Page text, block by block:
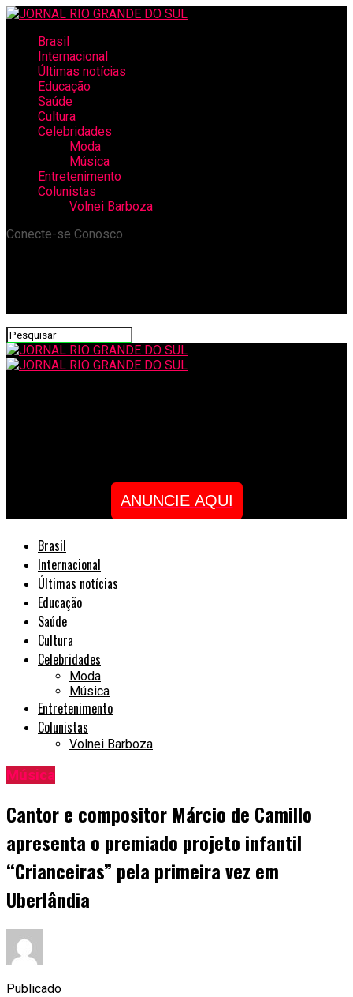
Brasil
Internacional
Últimas notícias
Educação
Saúde
Cultura
Celebridades
Moda
Música
Entretenimento
Colunistas
Volnei Barboza
Conecte-se Conosco
ANUNCIE AQUI
Brasil
Internacional
Últimas notícias
Educação
Saúde
Cultura
Celebridades
Moda
Música
Entretenimento
Colunistas
Volnei Barboza
Música
Cantor e compositor Márcio de Camillo
apresenta o premiado projeto infantil
“Crianceiras” pela primeira vez em
Uberlândia
Publicado